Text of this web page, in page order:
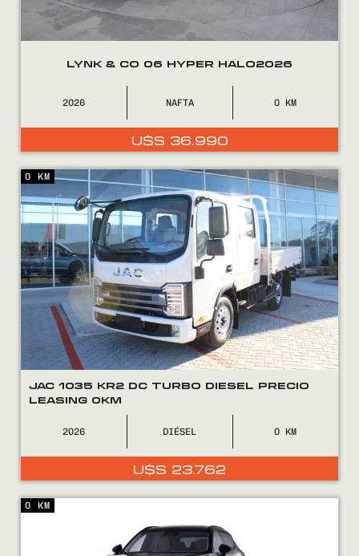
Encontranos en
LYNK & CO 06 HYPER HALO2026
2026 NAFTA 0
U$S 36.990
JAC 1035 KR2 DC TURBO DIESEL PRECIO
LEASING 0KM
2026 DIÉSEL 0
U$S 23.762
0 KM
0 KM